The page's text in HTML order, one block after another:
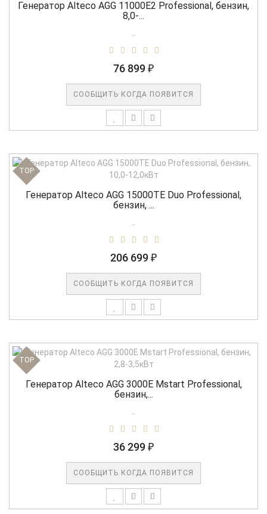
Генератор Alteco AGG 11000Е2 Professional, бензин,
8,0-...
76 899 ₽
СООБЩИТЬ КОГДА ПОЯВИТСЯ
TOP
Генератор Alteco AGG 15000TE Duo Professional,
бензин, ...
206 699 ₽
СООБЩИТЬ КОГДА ПОЯВИТСЯ
TOP
Генератор Alteco AGG 3000E Mstart Professional,
бензин,...
36 299 ₽
СООБЩИТЬ КОГДА ПОЯВИТСЯ